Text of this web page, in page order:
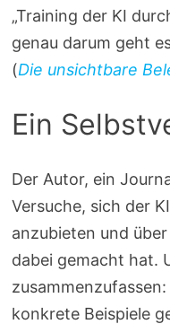
„Training der KI
genau darum geht
(Die unsichtbare
Ein
Der Autor, ein
Versuche, sich der
anzubieten und
dabei gemacht hat.
konkrete Beispiele